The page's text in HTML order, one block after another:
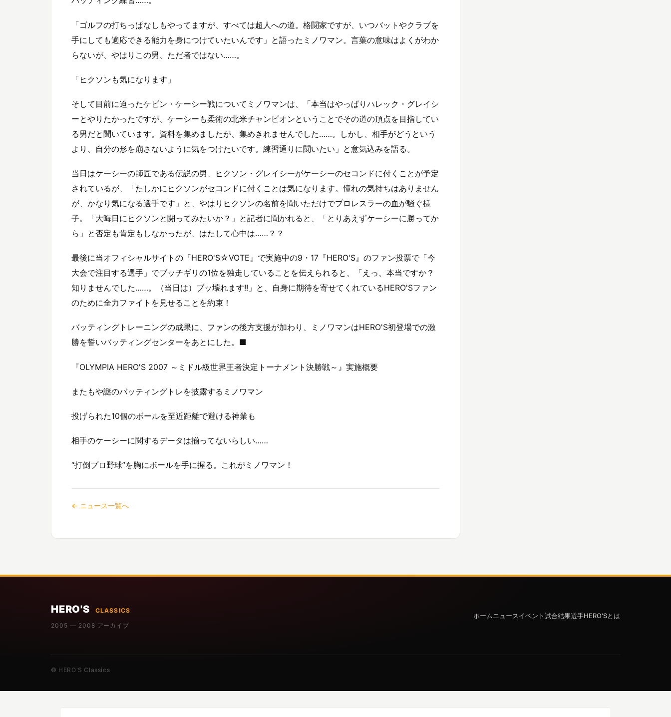
「ゴルフの打ちっぱなしもやってますが、すべては超人への道。格闘家ですが、いつバットやクラブを
手にしても適応できる能力を身につけていたいんです」と語ったミノワマン。言葉の意味はよくがわか
らないが、やはりこの男、ただ者ではない……。
「ヒクソンも気になります」
そして目前に迫ったケビン・ケーシー戦についてミノワマンは、「本当はやっぱりハレック・グレイシ
ーとやりたかったですが、ケーシーも柔術の北米チャンピオンということでその道の頂点を目指してい
る男だと聞いています。資料を集めましたが、集めきれませんでした……。しかし、相手がどうという
より、自分の形を崩さないように気をつけたいです。練習通りに闘いたい」と意気込みを語る。
当日はケーシーの師匠である伝説の男、ヒクソン・グレイシーがケーシーのセコンドに付くことが予定
されているが、「たしかにヒクソンがセコンドに付くことは気になります。憧れの気持ちはありません
が、かなり気になる選手です」と、やはりヒクソンの名前を聞いただけでプロレスラーの血が騒ぐ様
子。「大晦日にヒクソンと闘ってみたいか？」と記者に聞かれると、「とりあえずケーシーに勝ってか
ら」と否定も肯定もしなかったが、はたして心中は……？？
最後に当オフィシャルサイトの『HERO'S☆VOTE』で実施中の9・17『HERO'S』のファン投票で「今
大会で注目する選手」でブッチギリの1位を独走していることを伝えられると、「えっ、本当ですか？
知りませんでした……。（当日は）ブッ壊れます!!」と、自身に期待を寄せてくれているHERO'Sファン
のために全力ファイトを見せることを約束！
バッティングトレーニングの成果に、ファンの後方支援が加わり、ミノワマンはHERO'S初登場での激
勝を誓いバッティングセンターをあとにした。■
『OLYMPIA HERO'S 2007 ～ミドル級世界王者決定トーナメント決勝戦～』実施概要
またもや謎のバッティングトレを披露するミノワマン
投げられた10個のボールを至近距離で避ける神業も
相手のケーシーに関するデータは揃ってないらしい……
“打倒プロ野球”を胸にボールを手に握る。これがミノワマン！
← ニュース一覧へ
HERO'S
CLASSICS
2005 — 2008 アーカイブ
ホームニュースイベント試合結果選手HERO'Sとは
© HERO'S Classics